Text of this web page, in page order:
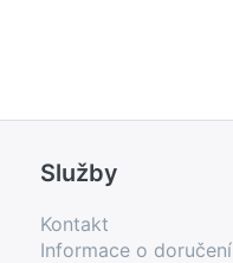
Služby
Kontakt
Informace o doručení